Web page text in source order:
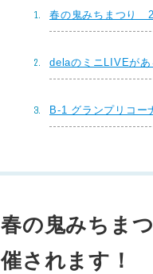
春の鬼みちまつり
delaのミニLIVEがあ
B-1 グランプリコー
春の鬼みちま
催されます！